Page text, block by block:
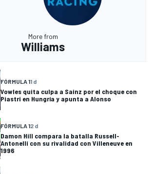
More from
Williams
FÓRMULA 11 d
Vowles quita culpa a Sainz por el choque con
Piastri en Hungría y apunta a Alonso
FÓRMULA 12 d
Damon Hill compara la batalla Russell-
Antonelli con su rivalidad con Villeneuve en
1996